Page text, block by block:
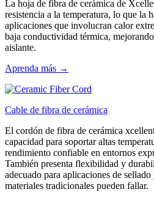
La hoja de fibra de cerámica de
resistencia a la temperatura, lo que la
aplicaciones que involucran calor
baja conductividad térmica,
aislante.
Aprenda más →
Cable de fibra de cerámica
El cordón de fibra de cerámica
capacidad para soportar altas
rendimiento confiable en entornos
También presenta flexibilidad y
adecuado para aplicaciones de
materiales tradicionales pueden fallar.